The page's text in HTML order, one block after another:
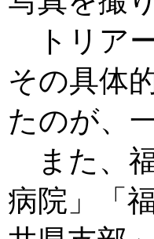
トリア
その具体
たのが、
また、
病院」「